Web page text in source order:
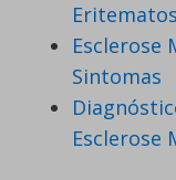
Esclerose
Sintomas
Esclerose